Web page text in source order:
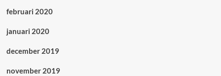
februari 2020
januari 2020
december 2019
november 2019